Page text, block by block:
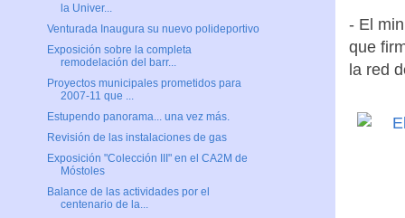
- El
que
la red
la Univer...
Venturada Inaugura su nuevo polideportivo
Exposición sobre la completa
remodelación del barr...
Proyectos municipales prometidos para
2007-11 que ...
Estupendo panorama... una vez más.
Revisión de las instalaciones de gas
Exposición "Colección III" en el CA2M de
Móstoles
Balance de las actividades por el
centenario de la...